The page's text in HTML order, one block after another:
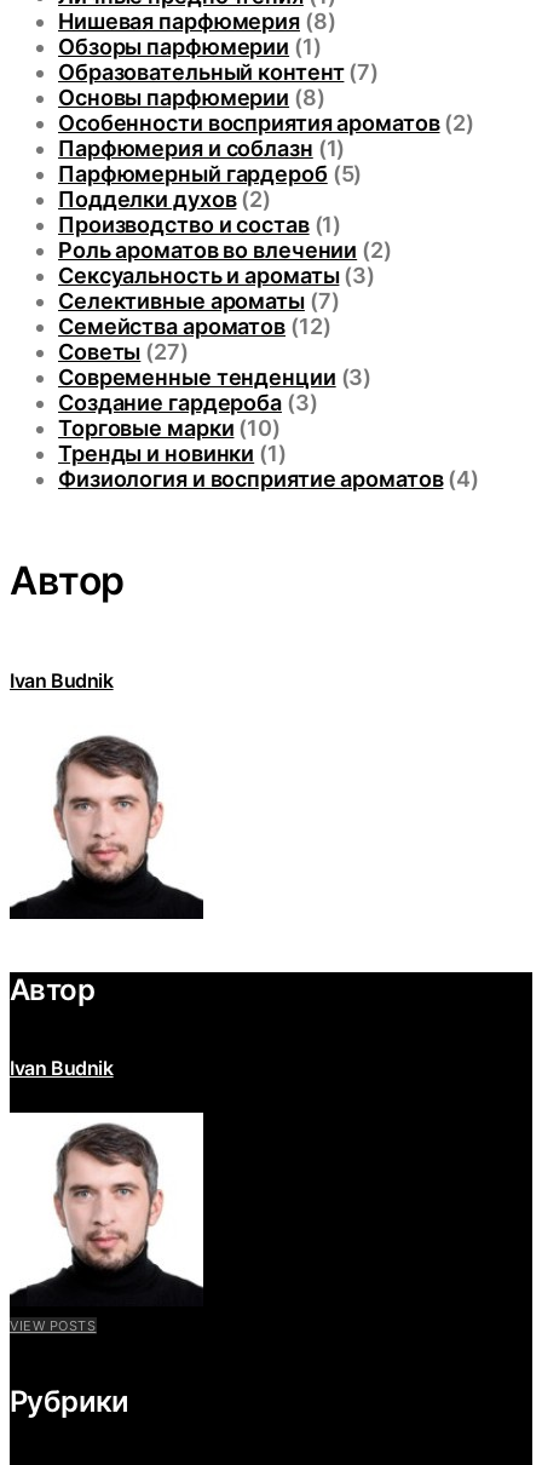
Нишевая парфюмерия(8)
Обзоры парфюмерии (1)
Образовательный контент(7)
Основы парфюмерии (8)
Особенности восприятия ароматов(2)
Парфюмерия и соблазн (1)
Парфюмерный гардероб (5)
Подделки духов(2)
Производство и состав(1)
Роль ароматов во влечении (2)
Сексуальность и ароматы(3)
Селективные ароматы(7)
Семейства ароматов(12)
Советы (27)
Современные тенденции (3)
Создание гардероба(3)
Торговые марки (10)
Тренды и новинки (1)
Физиология и восприятие ароматов(4)
Автор
Ivan Budnik
Автор
Ivan Budnik
VIEW POSTS
Рубрики